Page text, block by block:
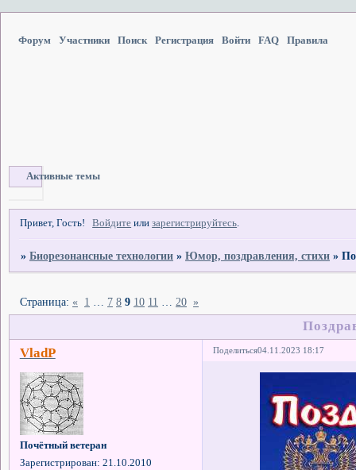
Форум Участники Поиск Регистрация Войти FAQ Правила
Активные темы
Привет, Гость! Войдите илизарегистрируйтесь.
»Биорезонансные технологии »Юмор, поздравления, стихи »
Страница: « 1 … 7 8 9 10 11 … 20 »
Поделиться04.11.2023 18:17
VladP
Почётный ветеран
Зарегистрирован: 21.10.2010